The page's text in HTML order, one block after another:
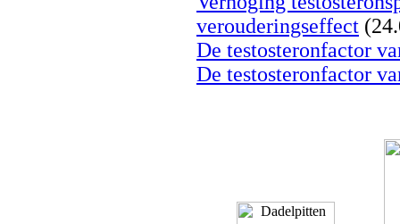
verouderingseffect
De testosteronfactor
De testosteronfactor